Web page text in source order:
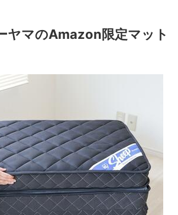
ヤマのAmazon限定マット